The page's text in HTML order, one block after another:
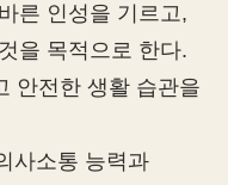
른 인성을 기르고,
을 목적으로 한다.
안전한 생활 습관을
사소통 능력과